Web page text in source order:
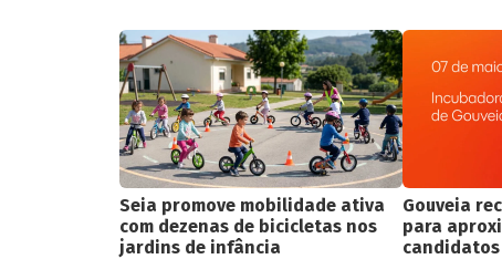
Seia promove mobilidade ativa
com dezenas de bicicletas nos
jardins de infância
Gouveia
para
candidatos